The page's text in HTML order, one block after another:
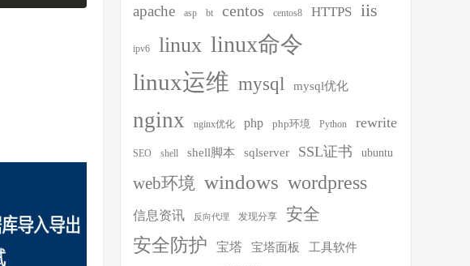
apache asp bt centos centos8 HTTPS iis
ipv6 linux linux命令
linux运维 mysql mysql优化
nginx nginx优化 php php环境 Python rewrite
SEO shell shell脚本 sqlserver SSL证书 ubuntu
web环境 windows wordpress
信息资讯 反向代理 发现分享 安全
安全防护 宝塔 宝塔面板 工具软件